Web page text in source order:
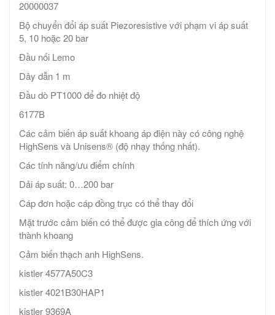
20000037
Bộ chuyển đổi áp suất Piezoresistive với phạm vi áp suất
5, 10 hoặc 20 bar
Đầu nối Lemo
Dây dẫn 1 m
Đầu dò PT1000 để đo nhiệt độ
6177B
Các cảm biến áp suất khoang áp điện này có công nghệ
HighSens và Unisens® (độ nhạy thống nhất).
Các tính năng/ưu điểm chính
Dải áp suất: 0…200 bar
Cáp đơn hoặc cáp đồng trục có thể thay đổi
Mặt trước cảm biến có thể được gia công để thích ứng với
thành khoang
Cảm biến thạch anh HighSens.
kistler 4577A50C3
kistler 4021B30HAP1
kistler 9369A